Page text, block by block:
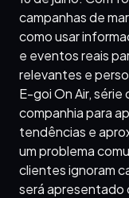
campanhas de
como usar
e eventos reais
relevantes e
E-goi On Air,
companhia para
tendências e
um problema
clientes ignoram
será apresentado